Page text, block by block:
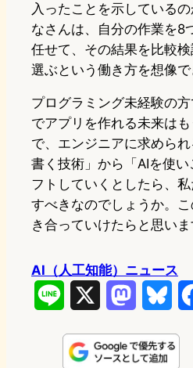
入ったことを示している
なさんは、自分の作業を8
任せて、その結果を比較
選ぶという働き方を想像で
プログラミング未経験の
でアプリを作れる未来は
で、エンジニアに求めら
書く技術」から「AIを使
フトしていくとしたら、
すべきなのでしょうか。
き合っていけたらと思いま
AI（人工知能）ニュース
n
s
u